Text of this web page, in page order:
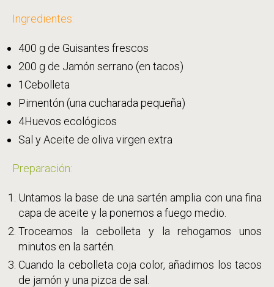
Ingredientes:
400 g de Guisantes frescos
200 g de Jamón serrano (en tacos)
1Cebolleta
Pimentón (una cucharada pequeña)
4Huevos ecológicos
Sal y Aceite de oliva virgen extra
Preparación:
Untamos la base de una sartén amplia con una fina
capa de aceite y la ponemos a fuego medio.
Troceamos la cebolleta y la rehogamos unos
minutos en la sartén.
Cuando la cebolleta coja color, añadimos los tacos
de jamón y una pizca de sal.